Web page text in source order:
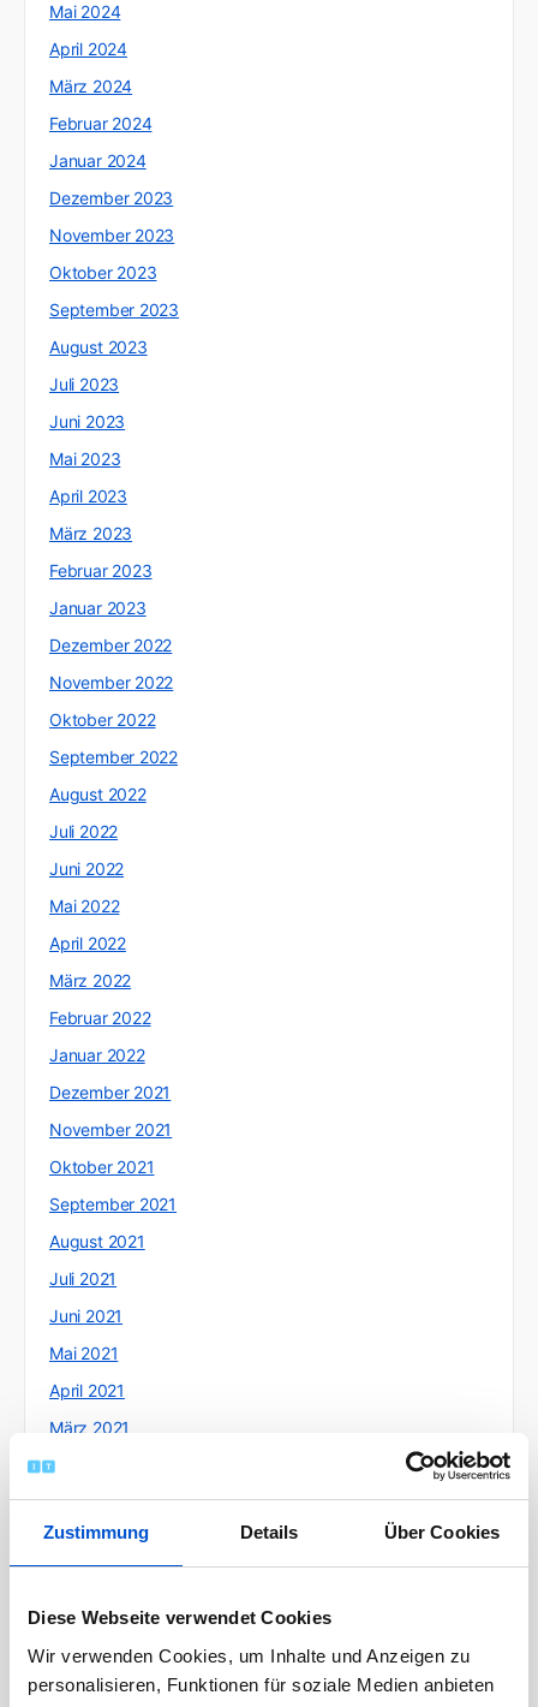
Zustimmung Details Über Cookies
Diese Webseite verwendet Cookies
Wir verwenden Cookies, um Inhalte und Anzeigen zu
personalisieren, Funktionen für soziale Medien anbieten
Mai 2024
April 2024
März 2024
Februar 2024
Januar 2024
Dezember 2023
November 2023
Oktober 2023
September 2023
August 2023
Juli 2023
Juni 2023
Mai 2023
April 2023
März 2023
Februar 2023
Januar 2023
Dezember 2022
November 2022
Oktober 2022
September 2022
August 2022
Juli 2022
Juni 2022
Mai 2022
April 2022
März 2022
Februar 2022
Januar 2022
Dezember 2021
November 2021
Oktober 2021
September 2021
August 2021
Juli 2021
Juni 2021
Mai 2021
April 2021
März 2021
Februar 2021
Januar 2021
Dezember 2020
Oktober 2020
September 2020
August 2020